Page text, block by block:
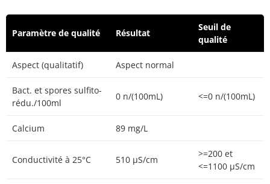
Paramètre de qualité Résultat
Seuil de
qualité
Aspect (qualitatif) Aspect normal
Bact. et spores sulfito-
rédu./100ml
0 n/(100mL) <=0 n/(100mL)
Calcium 89 mg/L
Conductivité à 25°C 510 µS/cm
>=200 et
<=1100 µS/cm